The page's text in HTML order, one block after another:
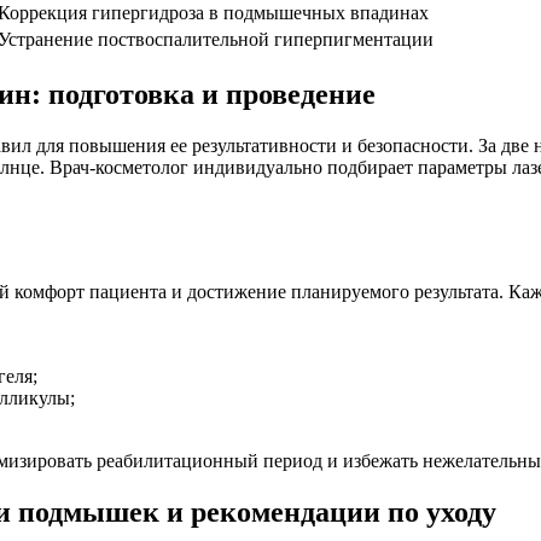
гипергидроза в подмышечных впадинах
поствоспалительной гиперпигментации
подготовка и проведение
для повышения ее результативности и безопасности. За
Врач-косметолог индивидуально подбирает параметры
пациента и достижение планируемого результата.
реабилитационный период и избежать
подмышек и рекомендации по уходу